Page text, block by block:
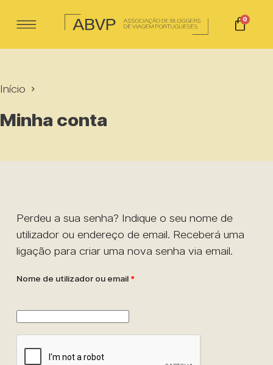
0
Início
Minha conta
Perdeu a sua senha? Indique o seu nome de
utilizador ou endereço de email. Receberá uma
ligação para criar uma nova senha via email.
Nome de utilizador ou email *